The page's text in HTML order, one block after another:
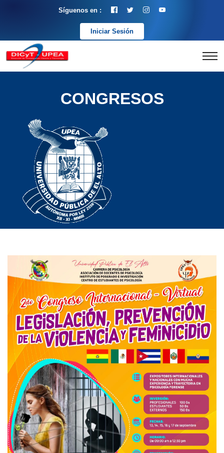
Síguenos en :
Iniciar Sesión
CONGRESOS